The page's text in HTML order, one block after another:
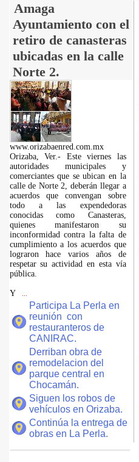
Amaga
Ayuntamiento con el
retiro de canasteras
ubicadas en la calle
Norte 2.
www.orizabaenred.com.mx
Orizaba, Ver.- Este viernes las
autoridades municipales y
comerciantes que se ubican en la
calle de Norte 2, deberán llegar a
acuerdos que convengan sobre
todo a las expendedoras
conocidas como Canasteras,
quienes manifestaron su
inconformidad contra la falta de
cumplimiento a los acuerdos que
lograron hace varios años de
respetar su actividad en esta vía
pública.
Y
Participa La Perla en
reunión con
restauranteros de
CANIRAC.
Derriban obra de
remodelacion del
parque central en
Chocamán.
Siguen los robos de
vehículos en Orizaba.
Continúa la entrega de
obras en La Perla.